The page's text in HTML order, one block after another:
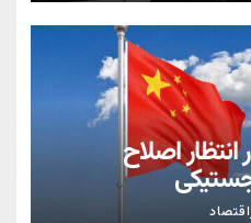
اصلاح